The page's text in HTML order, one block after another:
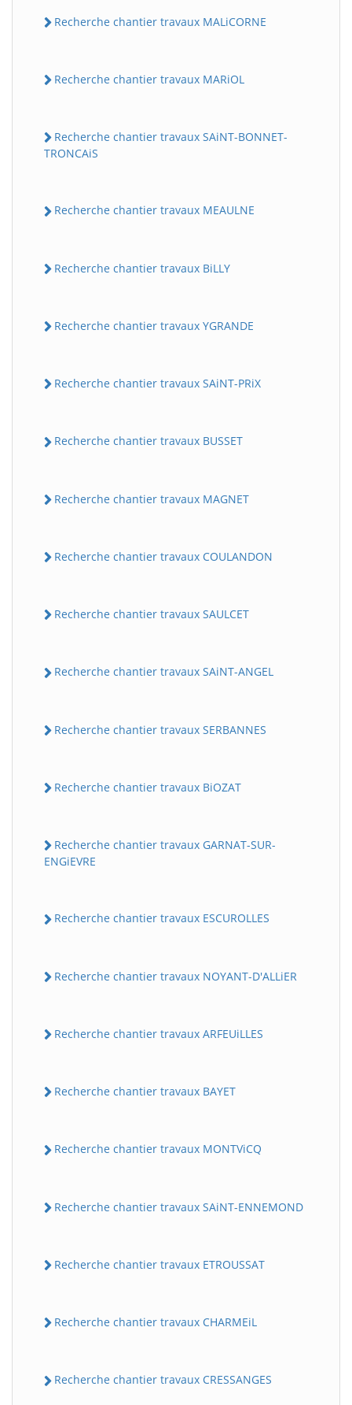
Recherche chantier travaux MALiCORNE
Recherche chantier travaux MARiOL
Recherche chantier travaux SAiNT-BONNET-
TRONCAiS
Recherche chantier travaux MEAULNE
Recherche chantier travaux BiLLY
Recherche chantier travaux YGRANDE
Recherche chantier travaux SAiNT-PRiX
Recherche chantier travaux BUSSET
Recherche chantier travaux MAGNET
Recherche chantier travaux COULANDON
Recherche chantier travaux SAULCET
Recherche chantier travaux SAiNT-ANGEL
Recherche chantier travaux SERBANNES
Recherche chantier travaux BiOZAT
Recherche chantier travaux GARNAT-SUR-
ENGiEVRE
Recherche chantier travaux ESCUROLLES
Recherche chantier travaux NOYANT-D'ALLiER
Recherche chantier travaux ARFEUiLLES
Recherche chantier travaux BAYET
Recherche chantier travaux MONTViCQ
Recherche chantier travaux SAiNT-ENNEMOND
Recherche chantier travaux ETROUSSAT
Recherche chantier travaux CHARMEiL
Recherche chantier travaux CRESSANGES